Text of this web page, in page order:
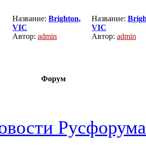
Название: Brighton,
VIC
Автор: admin
Название:
VIC
Автор: admin
Форум
Русфорума